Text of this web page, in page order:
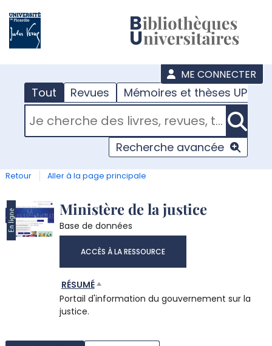
ME CONNECTER
Tout Revues Mémoires et thèses UPJV
RECHERCHER DANS "TOUT"
Recherche avancée
Retour Aller à la page principale
Détail
document
Ministère de la justice
Base de données
ACCÈS À LA RESSOURCE
RÉSUMÉ
Portail d'information du gouvernement sur la
justice.